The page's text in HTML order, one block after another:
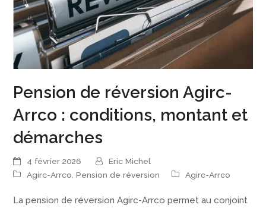
Pension de réversion Agirc-
Arrco : conditions, montant et
démarches
4 février 2026
Eric Michel
Agirc-Arrco ,Pension de réversion Agirc-Arrco
La pension de réversion Agirc-Arrco permet au conjoint